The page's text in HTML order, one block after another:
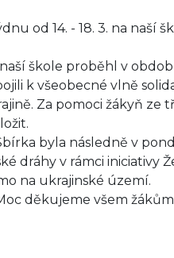
od 14. - 18. 3. na naší
škole proběhl v
k všeobecné vlně
Za pomoci žákyň ze
byla následně v
dráhy v rámci iniciativy
na ukrajinské území.
děkujeme všem žákům